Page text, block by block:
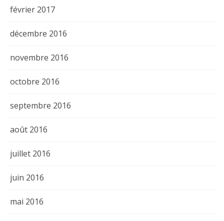
février 2017
décembre 2016
novembre 2016
octobre 2016
septembre 2016
août 2016
juillet 2016
juin 2016
mai 2016